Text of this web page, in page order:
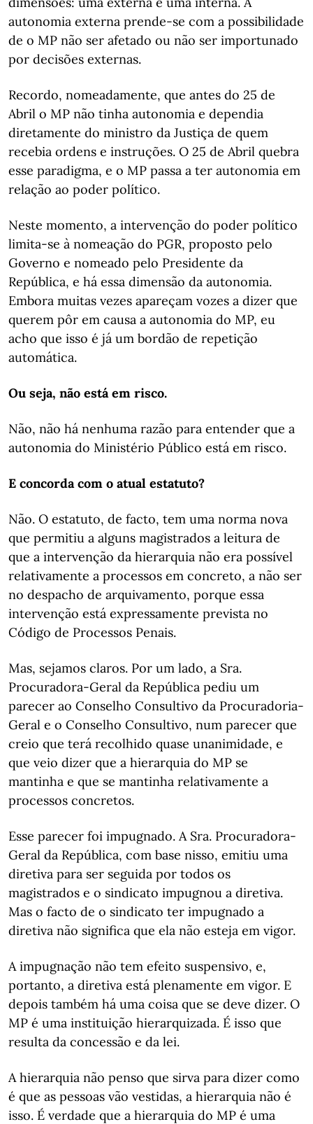
autonomia externa prende-se com a possibilidade
de o MP não ser afetado ou não ser importunado
por decisões externas.
Recordo, nomeadamente, que antes do 25 de
Abril o MP não tinha autonomia e dependia
diretamente do ministro da Justiça de quem
recebia ordens e instruções. O 25 de Abril quebra
esse paradigma, e o MP passa a ter autonomia em
relação ao poder político.
Neste momento, a intervenção do poder político
limita-se à nomeação do PGR, proposto pelo
Governo e nomeado pelo Presidente da
República, e há essa dimensão da autonomia.
Embora muitas vezes apareçam vozes a dizer que
querem pôr em causa a autonomia do MP, eu
acho que isso é já um bordão de repetição
automática.
Ou seja, não está em risco.
Não, não há nenhuma razão para entender que a
autonomia do Ministério Público está em risco.
E concorda com o atual estatuto?
Não. O estatuto, de facto, tem uma norma nova
que permitiu a alguns magistrados a leitura de
que a intervenção da hierarquia não era possível
relativamente a processos em concreto, a não ser
no despacho de arquivamento, porque essa
intervenção está expressamente prevista no
Código de Processos Penais.
Mas, sejamos claros. Por um lado, a Sra.
Procuradora-Geral da República pediu um
parecer ao Conselho Consultivo da Procuradoria-
Geral e o Conselho Consultivo, num parecer que
creio que terá recolhido quase unanimidade, e
que veio dizer que a hierarquia do MP se
mantinha e que se mantinha relativamente a
processos concretos.
Esse parecer foi impugnado. A Sra. Procuradora-
Geral da República, com base nisso, emitiu uma
diretiva para ser seguida por todos os
magistrados e o sindicato impugnou a diretiva.
Mas o facto de o sindicato ter impugnado a
diretiva não significa que ela não esteja em vigor.
A impugnação não tem efeito suspensivo, e,
portanto, a diretiva está plenamente em vigor. E
depois também há uma coisa que se deve dizer. O
MP é uma instituição hierarquizada. É isso que
resulta da concessão e da lei.
A hierarquia não penso que sirva para dizer como
é que as pessoas vão vestidas, a hierarquia não é
isso. É verdade que a hierarquia do MP é uma